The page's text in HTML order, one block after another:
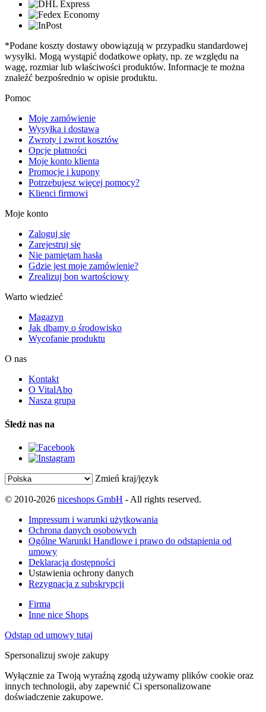
*Podane koszty dostawy obowiązują w przypadku standardowej
wysyłki. Mogą wystąpić dodatkowe opłaty, np. ze względu na
wagę, rozmiar lub właściwości produktów. Informacje te można
znaleźć bezpośrednio w opisie produktu.
Pomoc
Moje zamówienie
Wysyłka i dostawa
Zwroty i zwrot kosztów
Opcje płatności
Moje konto klienta
Promocje i kupony
Potrzebujesz więcej pomocy?
Klienci firmowi
Moje konto
Zaloguj się
Zarejestruj się
Nie pamiętam hasła
Gdzie jest moje zamówienie?
Zrealizuj bon wartościowy
Warto wiedzieć
Magazyn
Jak dbamy o środowisko
Wycofanie produktu
O nas
Kontakt
O VitalAbo
Nasza grupa
Śledź nas na
Zmień kraj/język
© 2010-2026 niceshops GmbH - All rights reserved.
Impressum i warunki użytkowania
Ochrona danych osobowych
Ogólne Warunki Handlowe i prawo do odstąpienia od
umowy
Deklaracja dostępności
Ustawienia ochrony danych
Rezygnacja z subskrypcji
Firma
Inne nice Shops
Odstąp od umowy tutaj
Spersonalizuj swoje zakupy
Wyłącznie za Twoją wyraźną zgodą używamy plików cookie oraz
innych technologii, aby zapewnić Ci spersonalizowane
doświadczenie zakupowe.